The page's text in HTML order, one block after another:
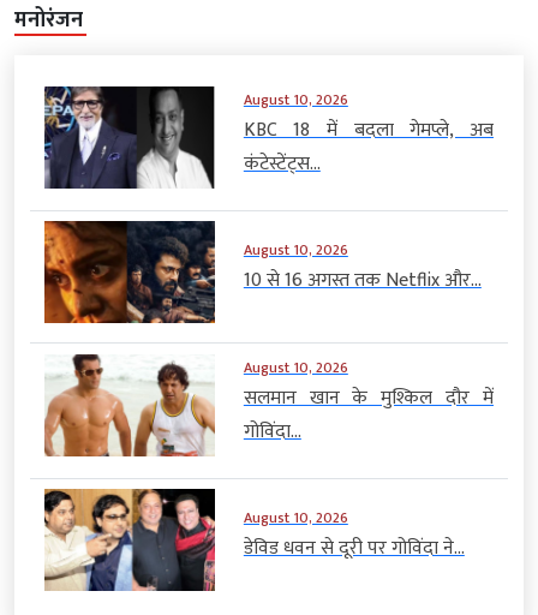
मनोरंजन
August 10, 2026
KBC 18 में बदला गेमप्ले, अब
कंटेस्टेंट्स...
August 10, 2026
10 से 16 अगस्त तक Netflix और...
August 10, 2026
सलमान खान के मुश्किल दौर में
गोविंदा...
August 10, 2026
डेविड धवन से दूरी पर गोविंदा ने...